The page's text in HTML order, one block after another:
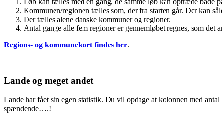
Løb kan tælles med én gang, de samme løb kan optræde både
Kommunen/regionen tælles som, der fra starten går. Der kan
Der tælles alene danske kommuner og regioner.
Antal gange alle fem regioner er gennemløbet regnes, som det
Regions- og kommunekort findes her.
Lande og meget andet
Lande har fået sin egen statistik. Du vil opdage at kolonnen med
spændende….!